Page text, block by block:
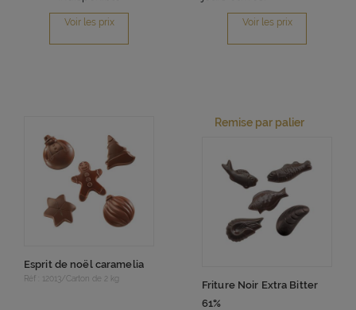
Voir les prix Voir les prix
Esprit de noël caramelia
Réf : 12013/Carton de 2 kg
Remise par palier
Friture Noir Extra Bitter
61%